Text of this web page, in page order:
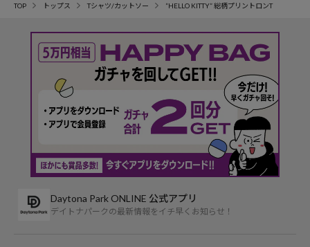
TOP トップス Tシャツ/カットソー ”HELLO KITTY” 総柄プリントロンT
Daytona Park ONLINE 公式アプリ
デイトナパークの最新情報をイチ早くお知らせ！